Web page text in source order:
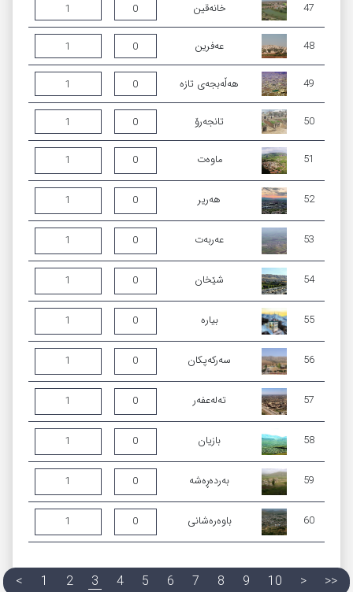
47 خانەقین 0
1
48 عەفرین 0
1
49 ھەڵەبجەی تازە 0
1
50 تانجەرۆ 0
1
51 ماوەت 0
1
52 ھەریر 0
1
53 عەربەت 0
1
54 شێخان 0
1
55 بیارە 0
1
56 سەرکەپکان 0
1
57 تەلەعفەر 0
1
58 بازیان 0
1
59 به‌رده‌ڕه‌شه‌ 0
1
60 باوەرەشانی 0
1
< 1 2 3 4 5 6 7 8 9 10 > >>